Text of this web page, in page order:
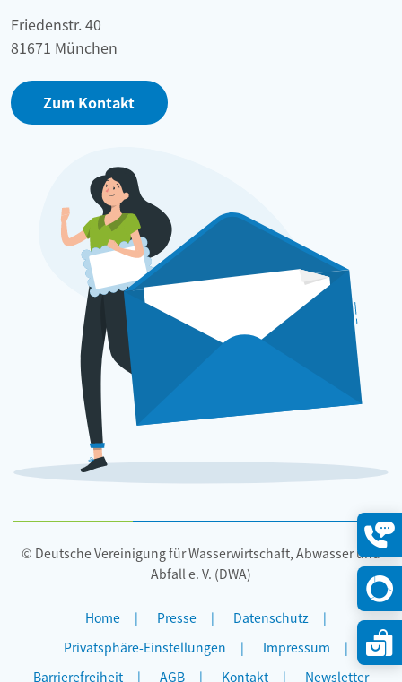
Friedenstr. 40
81671 München
Zum Kontakt
© Deutsche Vereinigung für Wasserwirtschaft, Abwasser und
Abfall e. V. (DWA)
Home Presse
Datenschutz
Privatsphäre-Einstellungen
Impressum
Barrierefreiheit
AGB Kontakt Newsletter